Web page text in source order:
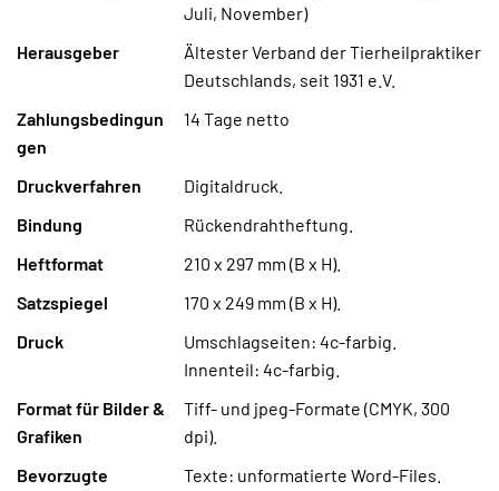
Juli, November)
Herausgeber
Ältester Verband der Tierheilpraktiker
Deutschlands, seit 1931 e.V.
Zahlungsbedingun
gen
14 Tage netto
Druckverfahren
Digitaldruck.
Bindung
Rückendrahtheftung.
Heftformat
210 x 297 mm (B x H).
Satzspiegel
170 x 249 mm (B x H).
Druck
Umschlagseiten: 4c-farbig.
Innenteil: 4c-farbig.
Format für Bilder &
Grafiken
Tiff- und jpeg-Formate (CMYK, 300
dpi).
Bevorzugte
Texte: unformatierte Word-Files.